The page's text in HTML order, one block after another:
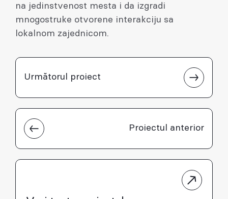
na jedinstvenost mesta i da izgradi
mnogostruke otvorene interakciju sa
lokalnom zajednicom.
Proiectul anterior
Următorul proiect